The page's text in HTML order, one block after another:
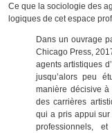
Ce que la sociologie des
logiques de cet espace
Dans un ouvrage
Chicago Press,
agents artistiques
jusqu’alors peu
manière décisive
des carrières
qui a pris appui
professionnels,